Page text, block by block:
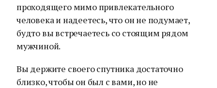
проходящего мимо привлекательного
человека и надеетесь, что он не подумает,
будто вы встречаетесь со стоящим рядом
мужчиной.
Вы держите своего спутника достаточно
близко, чтобы он был с вами, но не